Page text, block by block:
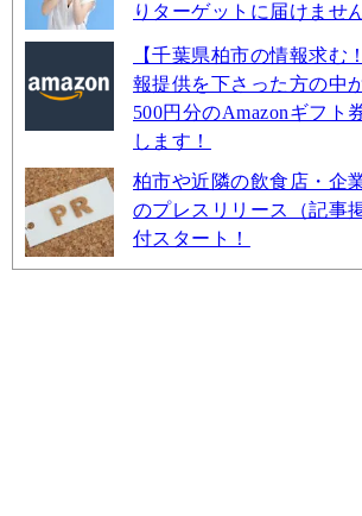
りターゲットに届けませ
【千葉県柏市の情報求む
報提供を下さった方の中
500円分のAmazonギフト
します！
柏市や近隣の飲食店・企
のプレスリリース（記事
付スタート！